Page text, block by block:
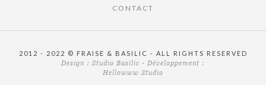
CONTACT
2012 - 2022 © FRAISE & BASILIC - ALL RIGHTS RESERVED
Design : Studio Basilic - Développement :
Hellowww Studio